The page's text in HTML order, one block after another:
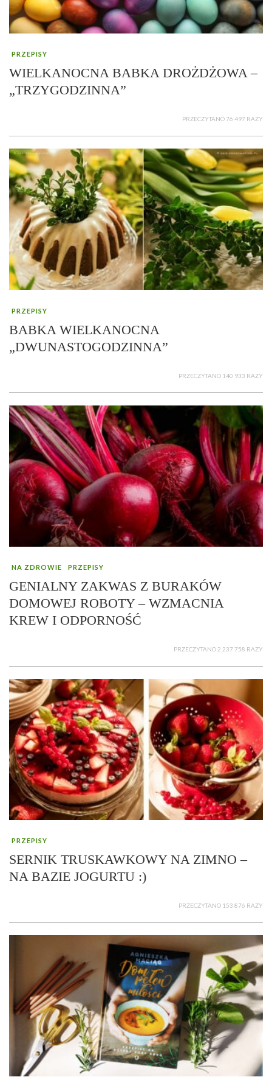
PRZEPISY
WIELKANOCNA BABKA DROŻDŻOWA –
„TRZYGODZINNA”
PRZECZYTANO 76 497 RAZY
PRZEPISY
BABKA WIELKANOCNA
„DWUNASTOGODZINNA”
PRZECZYTANO 140 933 RAZY
NA ZDROWIE PRZEPISY
GENIALNY ZAKWAS Z BURAKÓW
DOMOWEJ ROBOTY – WZMACNIA
KREW I ODPORNOŚĆ
PRZECZYTANO 2 237 758 RAZY
PRZEPISY
SERNIK TRUSKAWKOWY NA ZIMNO –
NA BAZIE JOGURTU :)
PRZECZYTANO 153 876 RAZY